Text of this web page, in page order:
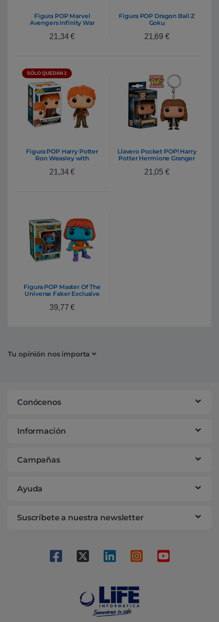
Figura POP Marvel
Avengers Infinity War
21,34€
Figura POP Dragon Ball Z
Goku
21,69 €
SÓLO QUEDAN 1
Figura POP Harry Potter
Ron Weasley with
21,34€
Llavero Pocket POP! Harry
Potter Hermione Granger
21,05 €
Figura POP Master Of The
Universe Faker Exclusive
39,77€
Tu opinión nos importa
Conócenos
Información
Campañas
Ayuda
Suscríbete a nuestra newsletter